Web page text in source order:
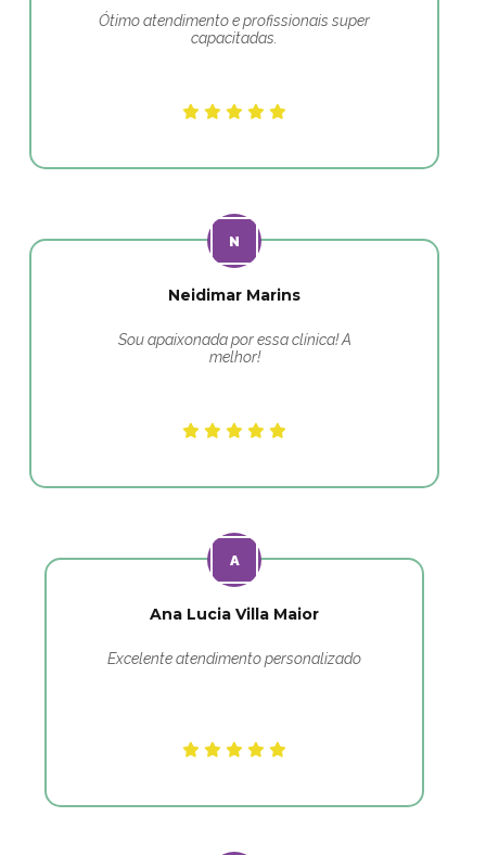
Ótimo atendimento e profissionais super
capacitadas.
Neidimar Marins
Sou apaixonada por essa clínica! A
melhor!
Ana Lucia Villa Maior
Excelente atendimento personalizado